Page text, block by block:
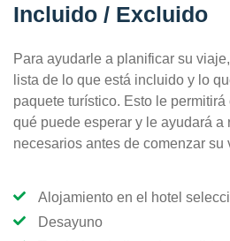
Incluido / Excluido
Para ayudarle a planificar su
lista de lo que está incluido y lo
paquete turístico. Esto le
qué puede esperar y le ayudará
necesarios antes de comenzar su
Alojamiento en el hotel
Desayuno